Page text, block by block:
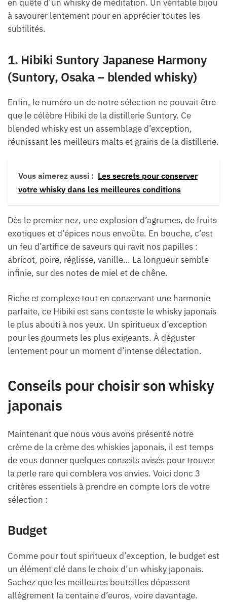
en quête d’un whisky de méditation. Un véritable bijou
à savourer lentement pour en apprécier toutes les
subtilités.
1. Hibiki Suntory Japanese Harmony
(Suntory, Osaka – blended whisky)
Enfin, le numéro un de notre sélection ne pouvait être
que le célèbre Hibiki de la distillerie Suntory. Ce
blended whisky est un assemblage d’exception,
réunissant les meilleurs malts et grains de la distillerie.
Vous aimerez aussi : Les secrets pour conserver
votre whisky dans les meilleures conditions
Dès le premier nez, une explosion d’agrumes, de fruits
exotiques et d’épices nous envoûte. En bouche, c’est
un feu d’artifice de saveurs qui ravit nos papilles :
abricot, poire, réglisse, vanille… La longueur semble
infinie, sur des notes de miel et de chêne.
Riche et complexe tout en conservant une harmonie
parfaite, ce Hibiki est sans conteste le whisky japonais
le plus abouti à nos yeux. Un spiritueux d’exception
pour les gourmets les plus exigeants. À déguster
lentement pour un moment d’intense délectation.
Conseils pour choisir son whisky
japonais
Maintenant que nous vous avons présenté notre
crème de la crème des whiskies japonais, il est temps
de vous donner quelques conseils avisés pour trouver
la perle rare qui comblera vos envies. Voici donc 3
critères essentiels à prendre en compte lors de votre
sélection :
Budget
Comme pour tout spiritueux d’exception, le budget est
un élément clé dans le choix d’un whisky japonais.
Sachez que les meilleures bouteilles dépassent
allègrement la centaine d’euros, voire davantage.